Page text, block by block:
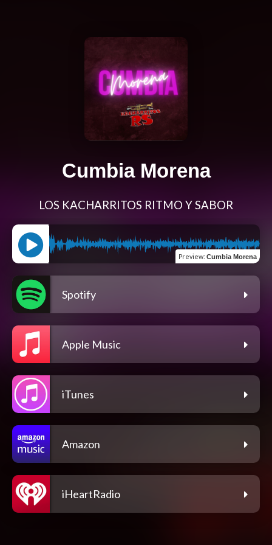
Cumbia Morena
LOS KACHARRITOS RITMO Y SABOR
Preview: Cumbia Morena
Spotify
Apple Music
iTunes
Amazon
iHeartRadio